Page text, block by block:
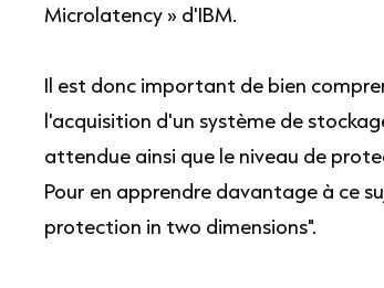
Microlatency » d'IBM.
Il est donc important de bien
l'acquisition d'un système de
attendue ainsi que le niveau de
Pour en apprendre davantage à ce
protection in two dimensions".